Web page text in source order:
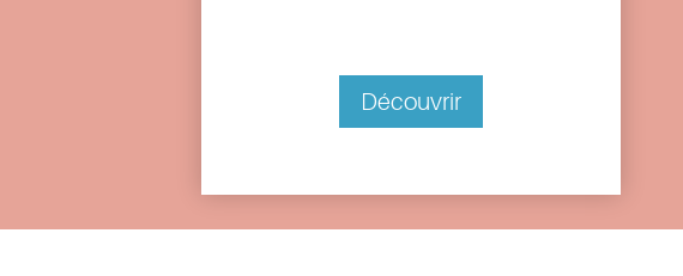
Découvrir